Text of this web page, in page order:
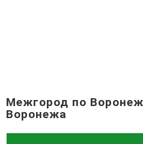
Межгород по
Воронежа